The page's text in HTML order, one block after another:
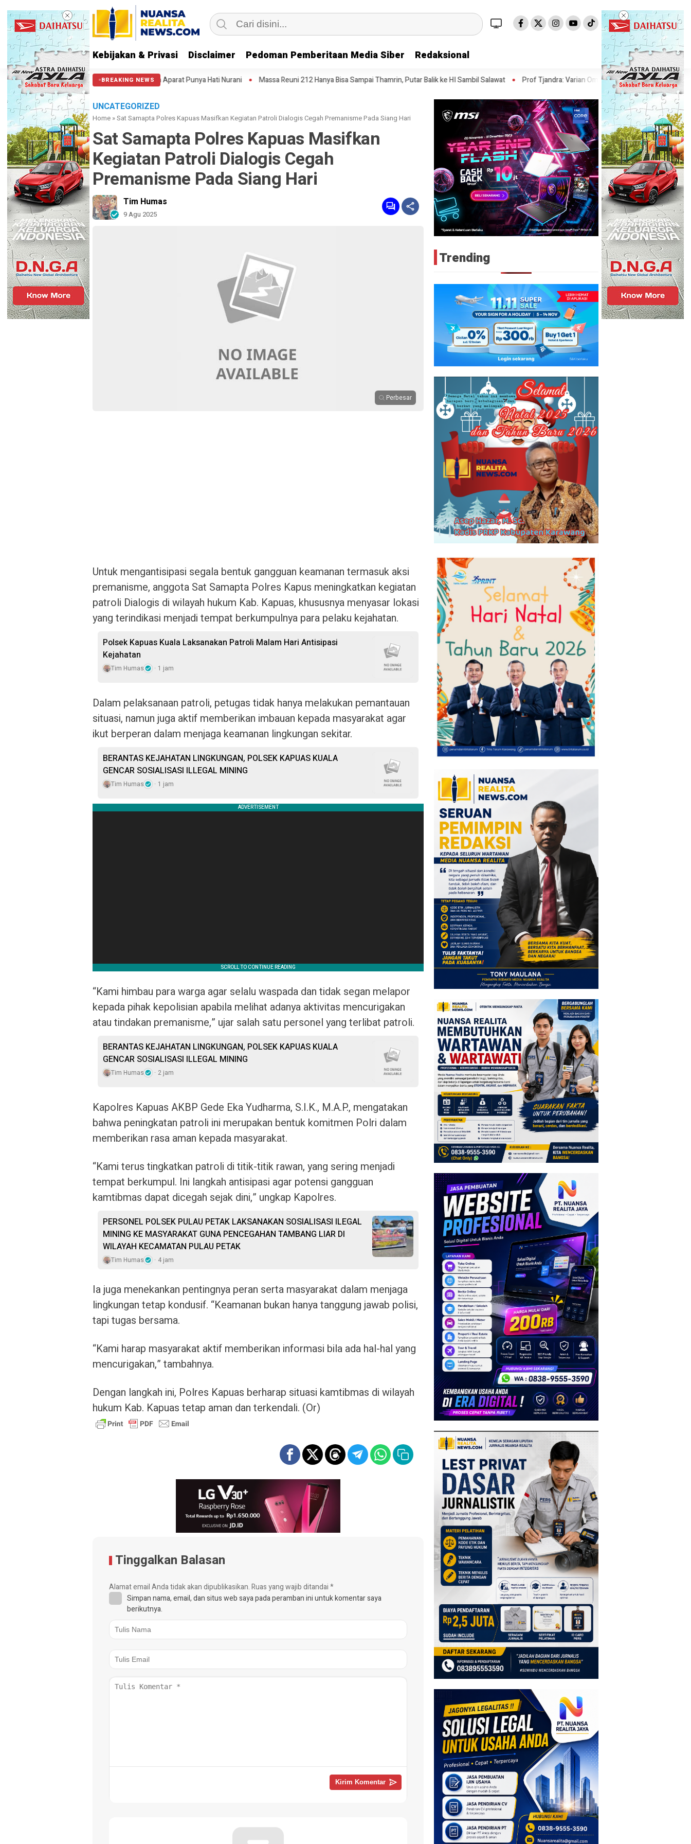
Kebijakan & Privasi Disclaimer Pedoman Pemberitaan Media Siber Redaksional
BREAKING NEWS
di Patung Kuda: Semoga Aparat Punya Hati Nurani Massa Reuni 212 Hanya Bisa Sampai Thamrin, Putar Balik ke HI Sambil Salawat Prof Tjandra: Varian Omicron Mungkin Berdampak pada Obat Pasien
UNCATEGORIZED
Home »Sat Samapta Polres Kapuas Masifkan Kegiatan Patroli Dialogis Cegah Premanisme Pada Siang Hari
Sat Samapta Polres Kapuas Masifkan
Kegiatan Patroli Dialogis Cegah
Premanisme Pada Siang Hari
Tim Humas
9 Agu 2025
Perbesar
Untuk mengantisipasi segala bentuk gangguan keamanan termasuk aksi
premanisme, anggota Sat Samapta Polres Kapus meningkatkan kegiatan
patroli Dialogis di wilayah hukum Kab. Kapuas, khususnya menyasar lokasi
yang terindikasi menjadi tempat berkumpulnya para pelaku kejahatan.
Polsek Kapuas Kuala Laksanakan Patroli Malam Hari Antisipasi
Kejahatan
Tim Humas 1 jam
Dalam pelaksanaan patroli, petugas tidak hanya melakukan pemantauan
situasi, namun juga aktif memberikan imbauan kepada masyarakat agar
ikut berperan dalam menjaga keamanan lingkungan sekitar.
BERANTAS KEJAHATAN LINGKUNGAN, POLSEK KAPUAS KUALA
GENCAR SOSIALISASI ILLEGAL MINING
Tim Humas 1 jam
“Kami himbau para warga agar selalu waspada dan tidak segan melapor
kepada pihak kepolisian apabila melihat adanya aktivitas mencurigakan
atau tindakan premanisme,” ujar salah satu personel yang terlibat patroli.
BERANTAS KEJAHATAN LINGKUNGAN, POLSEK KAPUAS KUALA
GENCAR SOSIALISASI ILLEGAL MINING
Tim Humas 2 jam
Kapolres Kapuas AKBP Gede Eka Yudharma, S.I.K., M.A.P., mengatakan
bahwa peningkatan patroli ini merupakan bentuk komitmen Polri dalam
memberikan rasa aman kepada masyarakat.
“Kami terus tingkatkan patroli di titik-titik rawan, yang sering menjadi
tempat berkumpul. Ini langkah antisipasi agar potensi gangguan
kamtibmas dapat dicegah sejak dini,” ungkap Kapolres.
PERSONEL POLSEK PULAU PETAK LAKSANAKAN SOSIALISASI ILEGAL
MINING KE MASYARAKAT GUNA PENCEGAHAN TAMBANG LIAR DI
WILAYAH KECAMATAN PULAU PETAK
Tim Humas 4 jam
Ia juga menekankan pentingnya peran serta masyarakat dalam menjaga
lingkungan tetap kondusif. “Keamanan bukan hanya tanggung jawab polisi,
tapi tugas bersama.
“Kami harap masyarakat aktif memberikan informasi bila ada hal-hal yang
mencurigakan,” tambahnya.
Dengan langkah ini, Polres Kapuas berharap situasi kamtibmas di wilayah
hukum Kab. Kapuas tetap aman dan terkendali. (Or)
Tinggalkan Balasan
Alamat email Anda tidak akan dipublikasikan.Ruas yang wajib ditandai*
Simpan nama, email, dan situs web saya pada peramban ini untuk komentar saya
berikutnya.
Trending